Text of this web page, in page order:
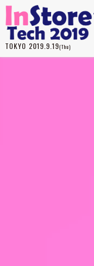
TOKYO 2019.9.19(Thu)